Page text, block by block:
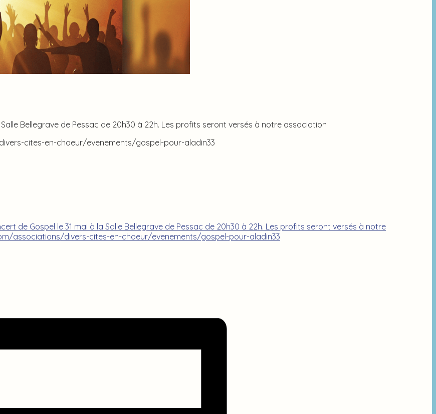
Bellegrave de Pessac de 20h30 à 22h. Les profits seront versés à notre association
cites-en-choeur/evenements/gospel-pour-aladin33
de Gospel le 31 mai à la Salle Bellegrave de Pessac de 20h30 à 22h. Les profits seront versés à notre
associations/divers-cites-en-choeur/evenements/gospel-pour-aladin33